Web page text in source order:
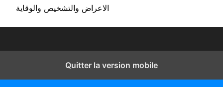
الاعراض والتشخيص والوقاية
Quitter la version mobile